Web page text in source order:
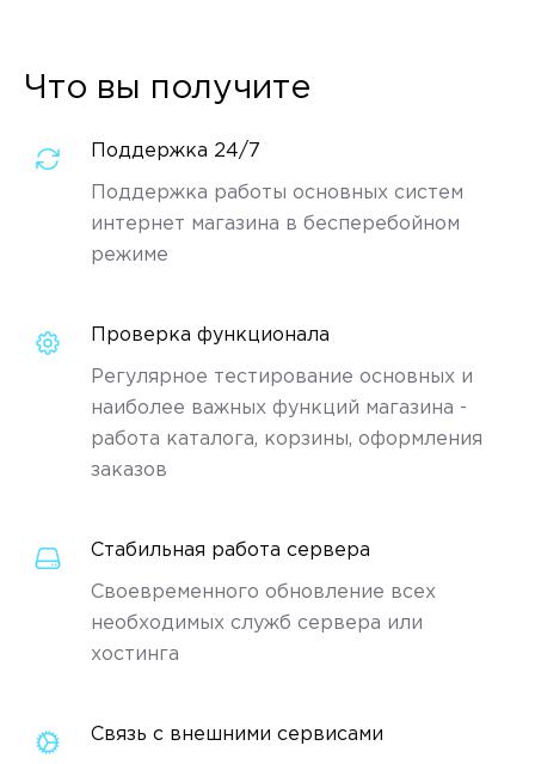
Что вы получите
Поддержка 24/7
Поддержка работы основных систем
интернет магазина в бесперебойном
режиме
Проверка функционала
Регулярное тестирование основных и
наиболее важных функций магазина -
работа каталога, корзины, оформления
заказов
Стабильная работа сервера
Своевременного обновление всех
необходимых служб сервера или
хостинга
Связь с внешними сервисами